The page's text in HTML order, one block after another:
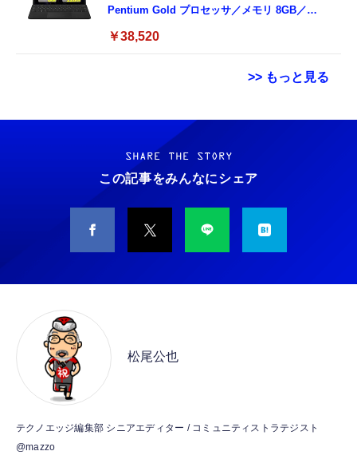
Pentium Gold プロセッサ／メモリ 8GB／
Bluetooth5.0／USB-C／1080p顔認証カメラ
￥38,520
>> もっと見る
Grithope イヤホン タイプC【2026新モデル
耐久性】 有線イヤホン マイク付き HiFi音質
ノイズ低減 重低音 遅延なし
￥949
タイプc 寝ホンイヤホン 寝ホン type-c 有線
睡眠用イヤホン 【音質強化バージョン
￥2,199
MFi認証 【ハイレゾ音質】 内蔵DAC 遅延な
し 48ビット/96KHz 音量調節対応
【HIFI音質】iphone イヤホンジャック ライ
霊界コミュニケーションロボット BAKETAN
WARASHI ばけたん ワラシ 改 KAI
￥5,400
M10SR AIペット（コミュニケーションロボッ
ト）
ット）
霊界コミュニケーションロボット BAKETAN
SHARE THE STORY
この記事をみんなにシェア
松尾公也
テクノエッジ編集部 シニアエディター / コミュニティストラテジスト
@mazzo